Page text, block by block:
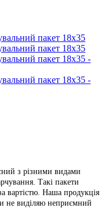
з різними видами
Такі пакети
вартістю. Наша продукція
не виділяю неприємний